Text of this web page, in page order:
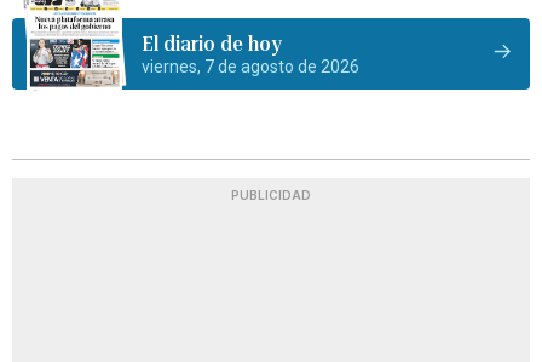
El diario de hoy
viernes, 7 de agosto de 2026
PUBLICIDAD